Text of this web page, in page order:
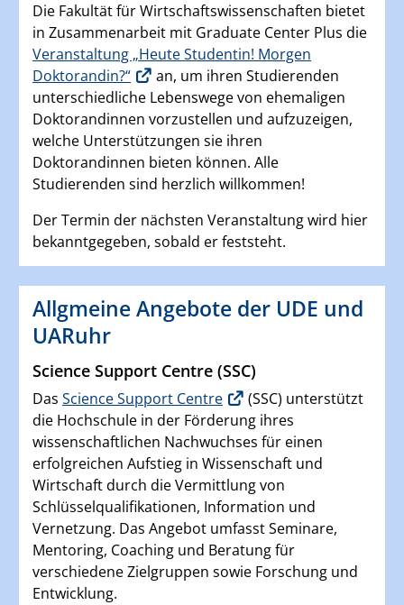
Die Fakultät für Wirtschaftswissenschaften bietet
in Zusammenarbeit mit Graduate Center Plus die
Veranstaltung „Heute Studentin! Morgen
Doktorandin?“
an, um ihren Studierenden
unterschiedliche Lebenswege von ehemaligen
Doktorandinnen vorzustellen und aufzuzeigen,
welche Unterstützungen sie ihren
Doktorandinnen bieten können. Alle
Studierenden sind herzlich willkommen!
Der Termin der nächsten Veranstaltung wird hier
bekanntgegeben, sobald er feststeht.
Allgmeine Angebote der UDE und
UARuhr
Science Support Centre (SSC)
Das Science Support Centre
(SSC) unterstützt
die Hochschule in der Förderung ihres
wissenschaftlichen Nachwuchses für einen
erfolgreichen Aufstieg in Wissenschaft und
Wirtschaft durch die Vermittlung von
Schlüsselqualifikationen, Information und
Vernetzung. Das Angebot umfasst Seminare,
Mentoring, Coaching und Beratung für
verschiedene Zielgruppen sowie Forschung und
Entwicklung.